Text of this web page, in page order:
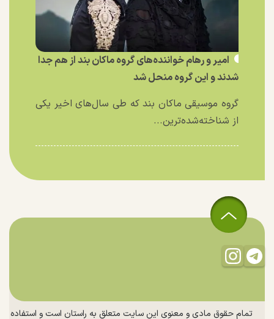
امیر و رهام خواننده‌های گروه ماکان بند از هم جدا
شدند و این گروه منحل شد
گروه موسیقی ماکان بند که طی سال‌های اخیر یکی
از شناخته‌شده‌ترین...
تمام حقوق مادی و معنوی این سایت متعلق به راستان است و استفاده